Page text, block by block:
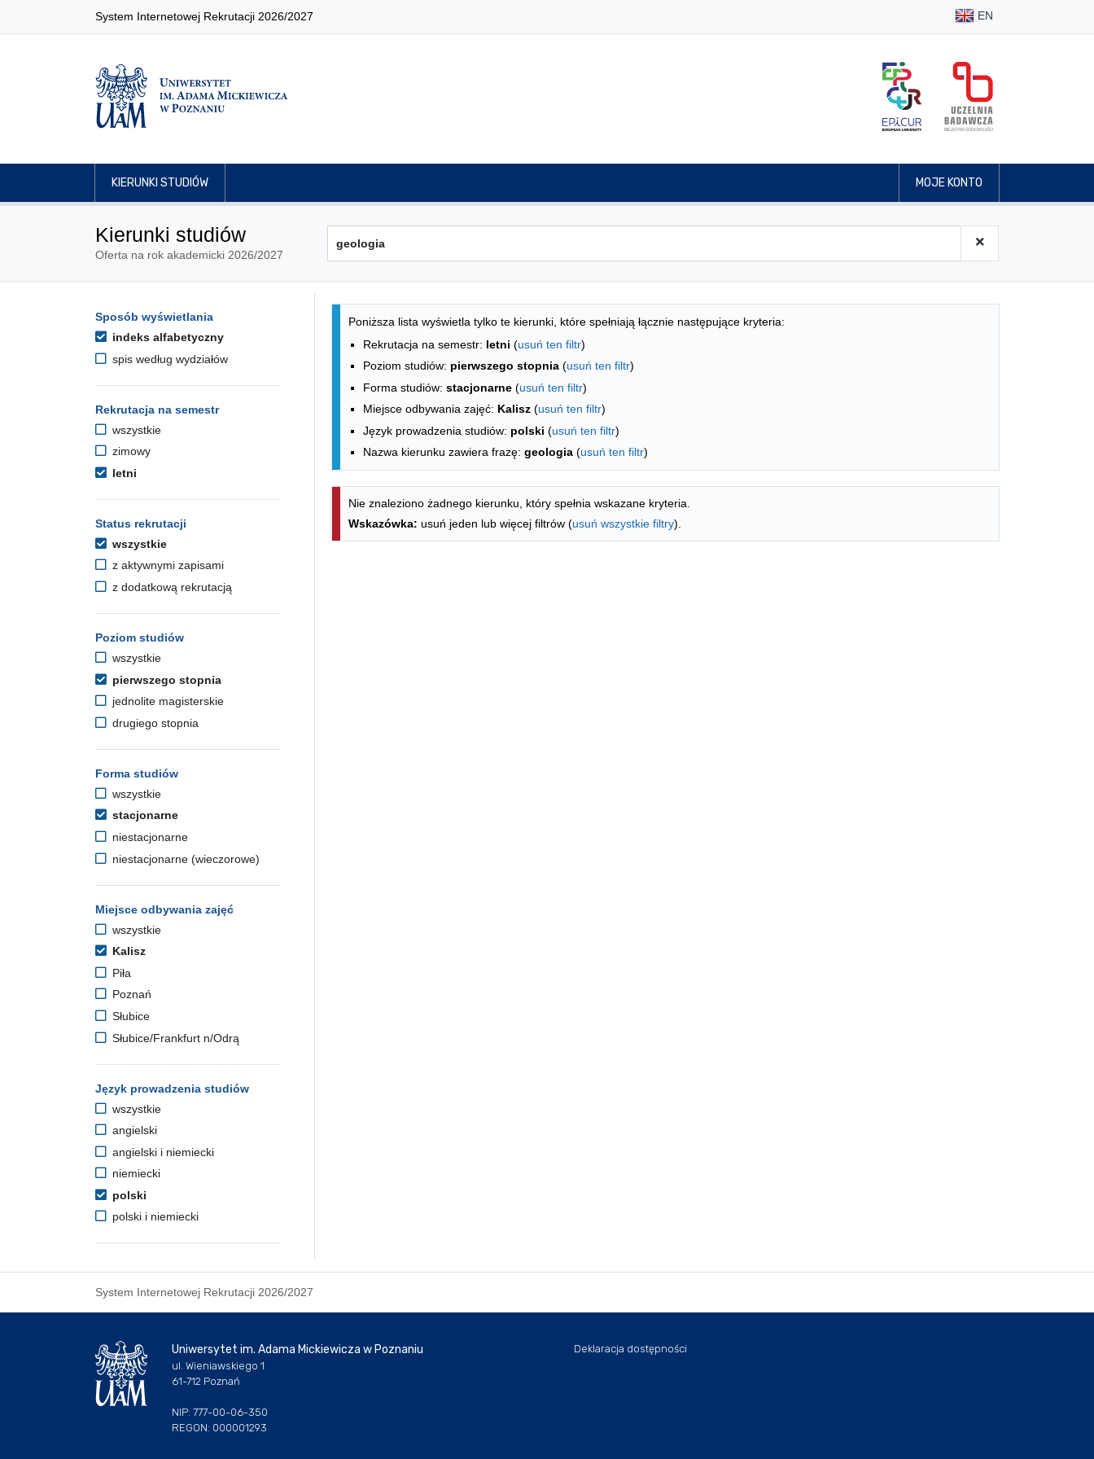
System Internetowej Rekrutacji 2026/2027 EN
KIERUNKI STUDIÓW MOJE KONTO
Kierunki studiów
Oferta na rok akademicki 2026/2027
Opcje filtrowania kierunków studiów
Przejdź do listy kierunków
Sposób wyświetlania
indeks alfabetyczny
spis według wydziałów
Rekrutacja na semestr
wszystkie
zimowy
letni
Status rekrutacji
wszystkie
z aktywnymi zapisami
z dodatkową rekrutacją
Poziom studiów
wszystkie
pierwszego stopnia
jednolite magisterskie
drugiego stopnia
Forma studiów
wszystkie
stacjonarne
niestacjonarne
niestacjonarne (wieczorowe)
Miejsce odbywania zajęć
wszystkie
Kalisz
Piła
Poznań
Słubice
Słubice/Frankfurt n/Odrą
Język prowadzenia studiów
wszystkie
angielski
angielski i niemiecki
niemiecki
polski
polski i niemiecki
Lista kierunków - indeks alfabetyczny
Poniższa lista wyświetla tylko te kierunki, które spełniają łącznie następujące kryteria:
Rekrutacja na semestr: letni (usuń ten filtr)
Poziom studiów: pierwszego stopnia (usuń ten filtr)
Forma studiów: stacjonarne (usuń ten filtr)
Miejsce odbywania zajęć: Kalisz (usuń ten filtr)
Język prowadzenia studiów: polski (usuń ten filtr)
Nazwa kierunku zawiera frazę: geologia (usuń ten filtr)
Nie znaleziono żadnego kierunku, który spełnia wskazane kryteria.
Wskazówka: usuń jeden lub więcej filtrów (usuń wszystkie filtry).
System Internetowej Rekrutacji 2026/2027
Uniwersytet im. Adama Mickiewicza w Poznaniu
ul. Wieniawskiego 1
61-712 Poznań
NIP: 777-00-06-350
REGON: 000001293
Deklaracja dostępności